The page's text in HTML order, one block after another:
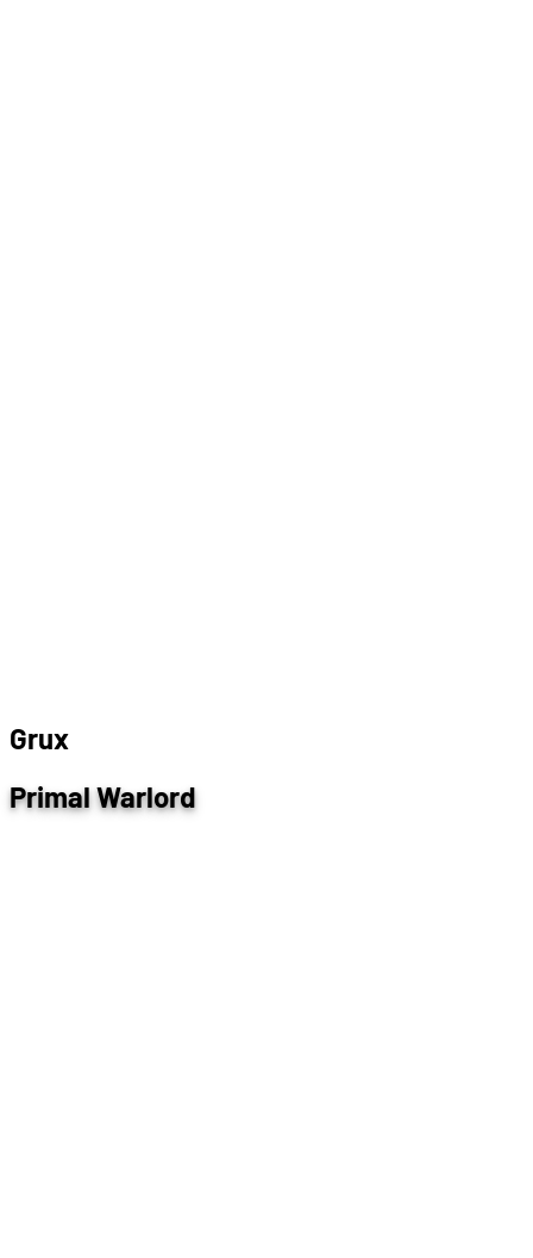
Grux
Primal Warlord